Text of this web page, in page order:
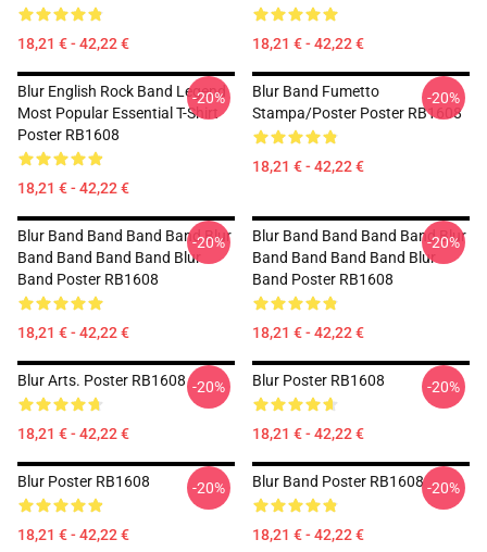
18,21 € - 42,22 € 18,21 € - 42,22 €
Blur English Rock Band Legend
Most Popular Essential T-Shirt
Poster RB1608
18,21 € - 42,22 €
-20%
Blur Band Fumetto
Stampa/poster Poster RB1608
18,21 € - 42,22 €
-20%
Blur Band Band Band Band Blur
Band Band Band Band Blur
Band Poster RB1608
18,21 € - 42,22 €
-20%
Blur Band Band Band Band Blur
Band Band Band Band Blur
Band Poster RB1608
18,21 € - 42,22 €
-20%
Blur Arts. Poster RB1608
18,21 € - 42,22 €
-20% Blur Poster RB1608
18,21 € - 42,22 €
-20%
Blur Poster RB1608
18,21 € - 42,22 €
-20% Blur Band Poster RB1608
18,21 € - 42,22 €
-20%